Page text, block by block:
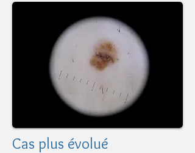
Cas plus évolué